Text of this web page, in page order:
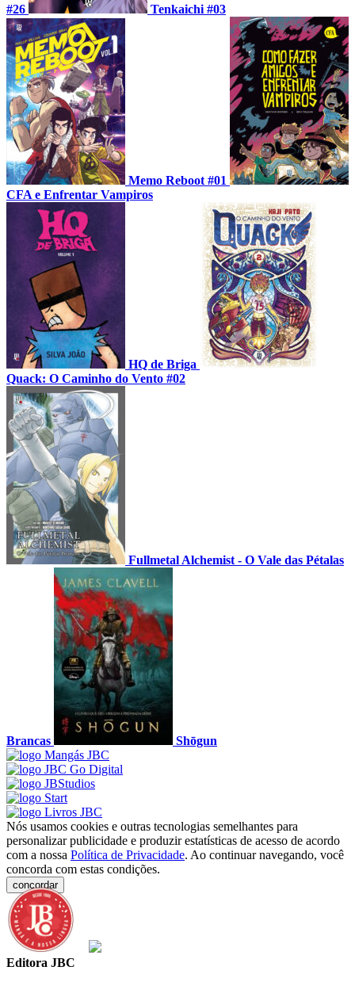
#26 Tenkaichi #03
Memo Reboot #01
CFA e Enfrentar Vampiros
HQ de Briga
Quack: O Caminho do Vento #02
Fullmetal Alchemist - O Vale das Pétalas
Brancas Shōgun
Nós usamos cookies e outras tecnologias semelhantes para
personalizar publicidade e produzir estatísticas de acesso de acordo
com a nossa Política de Privacidade. Ao continuar navegando, você
concorda com estas condições.
concordar
Editora JBC